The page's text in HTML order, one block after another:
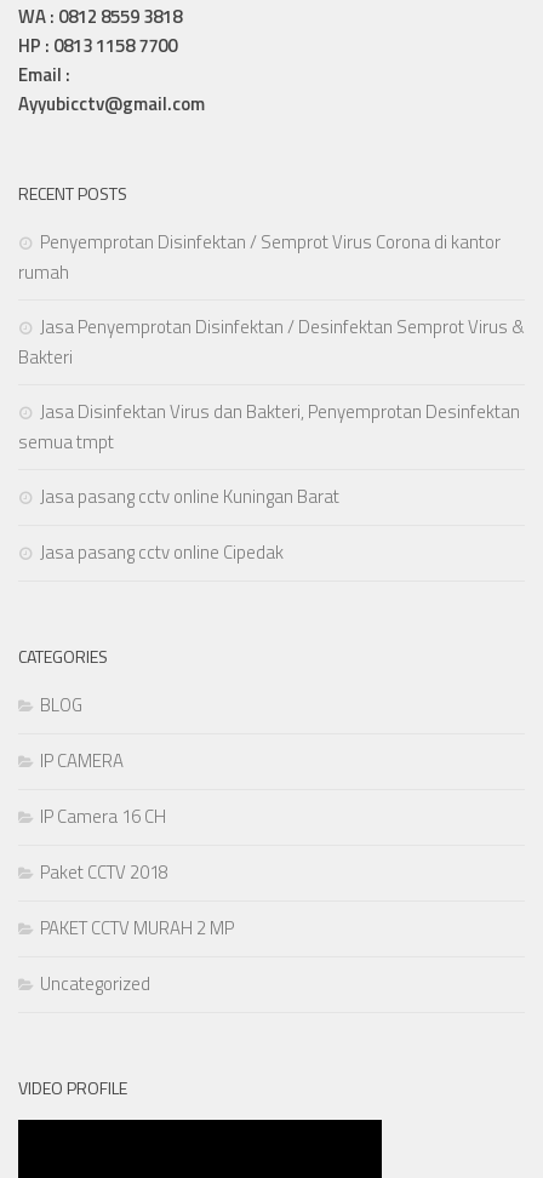
WA : 0812 8559 3818
HP : 0813 1158 7700
Email :
Ayyubicctv@gmail.com
RECENT POSTS
Penyemprotan Disinfektan / Semprot Virus Corona di kantor
rumah
Jasa Penyemprotan Disinfektan / Desinfektan Semprot Virus &
Bakteri
Jasa Disinfektan Virus dan Bakteri, Penyemprotan Desinfektan
semua tmpt
Jasa pasang cctv online Kuningan Barat
Jasa pasang cctv online Cipedak
CATEGORIES
BLOG
IP CAMERA
IP Camera 16 CH
Paket CCTV 2018
PAKET CCTV MURAH 2 MP
Uncategorized
VIDEO PROFILE